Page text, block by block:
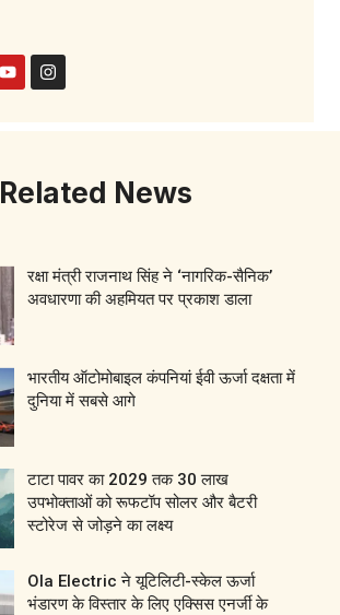
Related News
रक्षा मंत्री राजनाथ सिंह ने ‘नागरिक-सैनिक’
अवधारणा की अहमियत पर प्रकाश डाला
भारतीय ऑटोमोबाइल कंपनियां ईवी ऊर्जा दक्षता में
दुनिया में सबसे आगे
टाटा पावर का 2029 तक 30 लाख
उपभोक्ताओं को रूफटॉप सोलर और बैटरी
स्टोरेज से जोड़ने का लक्ष्य
Ola Electric ने यूटिलिटी-स्केल ऊर्जा
भंडारण के विस्तार के लिए एक्सिस एनर्जी के